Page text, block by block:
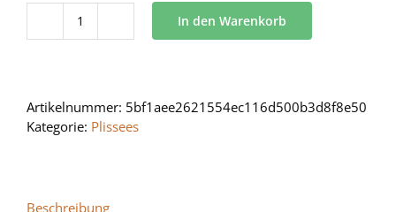
BB
In den Warenkorb
Artikelnummer: 5bf1aee2621554ec116d500b3d8f8e50
Kategorie: Plissees
Beschreibung